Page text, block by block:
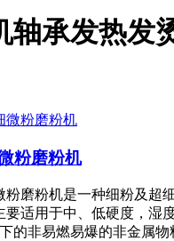
轴承发热发
粉磨粉机
粉磨粉机是一种细粉及超
要适用于中、低硬度，湿
的非易燃易爆的非金属